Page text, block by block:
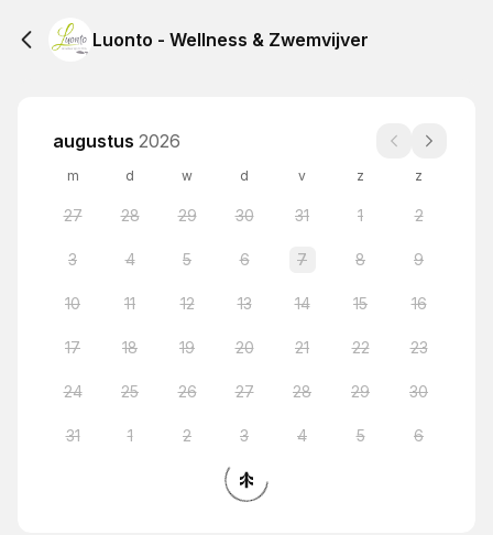
Luonto - Wellness & Zwemvijver
augustus 2026
m d w d v z z
27 28 29 30 31 1 2
3 4 5 6 7 8 9
10 11 12 13 14 15 16
17 18 19 20 21 22 23
24 25 26 27 28 29 30
31 1 2 3 4 5 6